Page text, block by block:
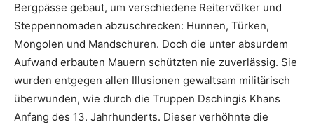
Bergpässe gebaut, um verschiedene Reitervölker und
Steppennomaden abzuschrecken: Hunnen, Türken,
Mongolen und Mandschuren. Doch die unter absurdem
Aufwand erbauten Mauern schützten nie zuverlässig. Sie
wurden entgegen allen Illusionen gewaltsam militärisch
überwunden, wie durch die Truppen Dschingis Khans
Anfang des 13. Jahrhunderts. Dieser verhöhnte die